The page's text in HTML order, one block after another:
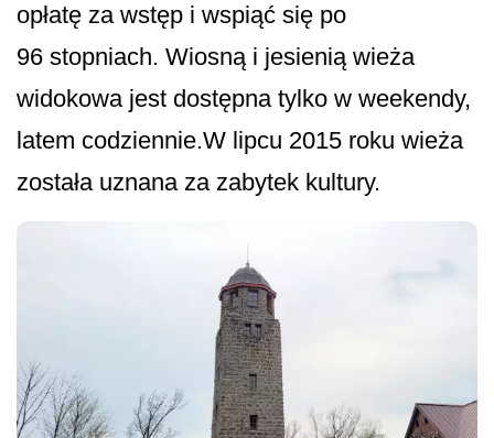
opłatę za wstęp i wspiąć się po
96 stopniach. Wiosną i jesienią wieża
widokowa jest dostępna tylko w weekendy,
latem codziennie.W lipcu 2015 roku wieża
została uznana za zabytek kultury.